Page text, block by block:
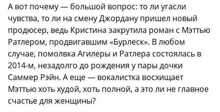
А вот почему — большой вопрос: то ли угасли
чувства, то ли на смену Джордану пришел новый
продюсер, ведь Кристина закрутила роман с Мэттью
Ратлером, продвигавшим «Бурлеск». В любом
случае, помолвка Агилеры и Ратлера состоялась в
2014-м, незадолго до рождения у пары дочки
Саммер Рэйн. А еще — вокалистка восхищает
Мэттью хоть худой, хоть полной, а это ли не главное
счастье для женщины?